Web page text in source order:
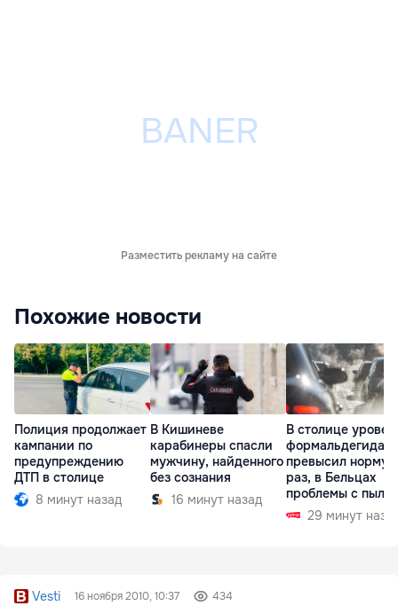
Разместить рекламу на сайте
Похожие новости
Полиция продолжает
кампании по
предупреждению
ДТП в столице
8 минут назад
В Кишиневе
карабинеры спасли
мужчину, найденного
без сознания
16 минут назад
В столице
формальдегида
превысил норму
раз, в Бельцах
проблемы с
29 минут
Vesti 16 ноября 2010, 10:37 434